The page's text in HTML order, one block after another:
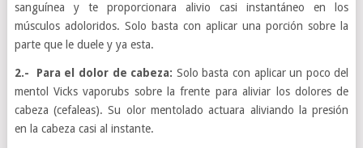
sanguínea y te proporcionara alivio casi instantáneo en los
músculos adoloridos. Solo basta con aplicar una porción sobre la
parte que le duele y ya esta.
2.- Para el dolor de cabeza: Solo basta con aplicar un poco del
mentol Vicks vaporubs sobre la frente para aliviar los dolores de
cabeza (cefaleas). Su olor mentolado actuara aliviando la presión
en la cabeza casi al instante.